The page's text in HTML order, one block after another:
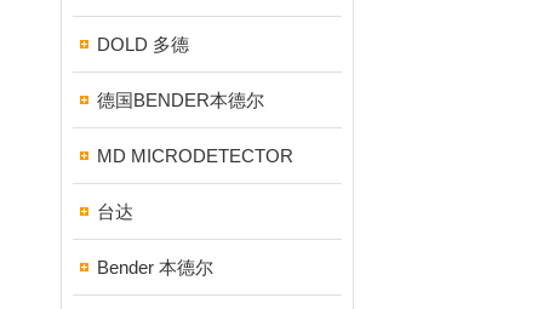
DOLD 多德
德国BENDER本德尔
MD MICRODETECTOR
台达
Bender 本德尔